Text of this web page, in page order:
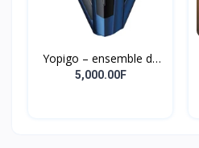
Yopigo – ensemble de
tondeuse à barbe 3 en 1
5,000.00F